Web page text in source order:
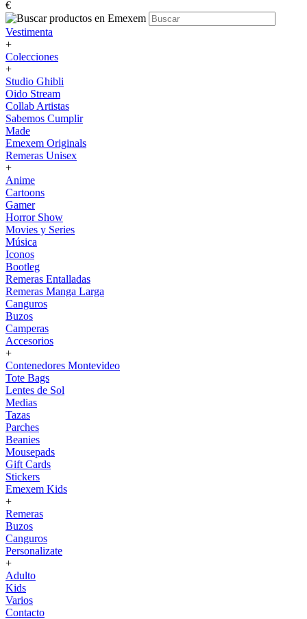
€
Vestimenta
+
Colecciones
+
Studio Ghibli
Oido Stream
Collab Artistas
Sabemos Cumplir
Made
Emexem Originals
Remeras Unisex
+
Anime
Cartoons
Gamer
Horror Show
Movies y Series
Música
Iconos
Bootleg
Remeras Entalladas
Remeras Manga Larga
Canguros
Buzos
Camperas
Accesorios
+
Contenedores Montevideo
Tote Bags
Lentes de Sol
Medias
Tazas
Parches
Beanies
Mousepads
Gift Cards
Stickers
Emexem Kids
+
Remeras
Buzos
Canguros
Personalizate
+
Adulto
Kids
Varios
Contacto